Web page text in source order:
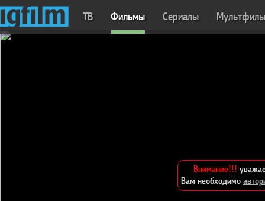
ТВ Фильмы Сериалы
Внимание!!!
Вам необходимо